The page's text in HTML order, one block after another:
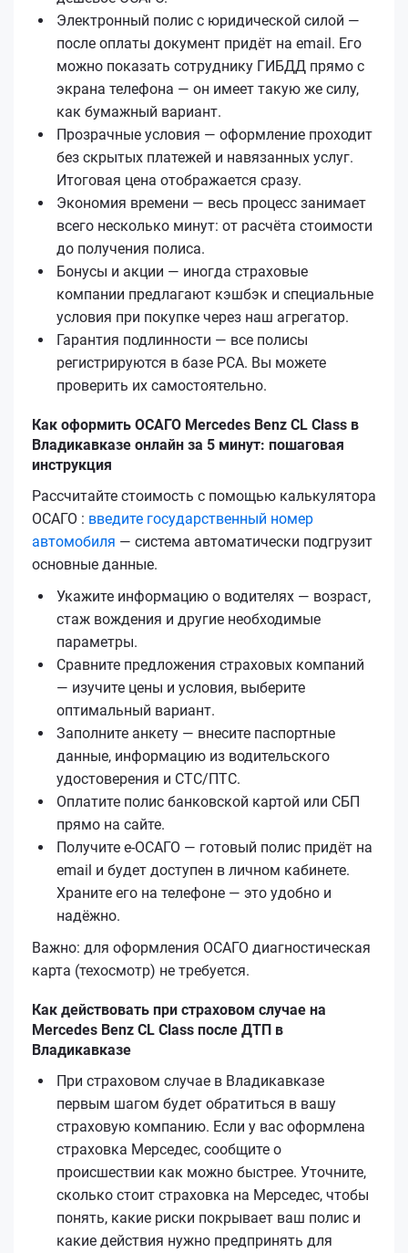
Электронный полис с юридической силой —
после оплаты документ придёт на email. Его
можно показать сотруднику ГИБДД прямо с
экрана телефона — он имеет такую же силу,
как бумажный вариант.
Прозрачные условия — оформление проходит
без скрытых платежей и навязанных услуг.
Итоговая цена отображается сразу.
Экономия времени — весь процесс занимает
всего несколько минут: от расчёта стоимости
до получения полиса.
Бонусы и акции — иногда страховые
компании предлагают кэшбэк и специальные
условия при покупке через наш агрегатор.
Гарантия подлинности — все полисы
регистрируются в базе РСА. Вы можете
проверить их самостоятельно.
Как оформить ОСАГО Mercedes Benz CL Class в
Владикавказе онлайн за 5 минут: пошаговая
инструкция
Рассчитайте стоимость с помощью калькулятора
ОСАГО : введите государственный номер
автомобиля — система автоматически подгрузит
основные данные.
Укажите информацию о водителях — возраст,
стаж вождения и другие необходимые
параметры.
Сравните предложения страховых компаний
— изучите цены и условия, выберите
оптимальный вариант.
Заполните анкету — внесите паспортные
данные, информацию из водительского
удостоверения и СТС/ПТС.
Оплатите полис банковской картой или СБП
прямо на сайте.
Получите е‑ОСАГО — готовый полис придёт на
email и будет доступен в личном кабинете.
Храните его на телефоне — это удобно и
надёжно.
Важно: для оформления ОСАГО диагностическая
карта (техосмотр) не требуется.
Как действовать при страховом случае на
Mercedes Benz CL Class после ДТП в
Владикавказе
При страховом случае в Владикавказе
первым шагом будет обратиться в вашу
страховую компанию. Если у вас оформлена
страховка Мерседес, сообщите о
происшествии как можно быстрее. Уточните,
сколько стоит страховка на Мерседес, чтобы
понять, какие риски покрывает ваш полис и
какие действия нужно предпринять для